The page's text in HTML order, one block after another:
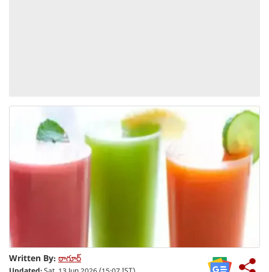
Written By: ఠాగూర్